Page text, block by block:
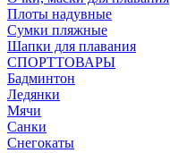
Плоты надувные
Сумки пляжные
Шапки для плавания
СПОРТТОВАРЫ
Бадминтон
Ледянки
Мячи
Санки
Снегокаты